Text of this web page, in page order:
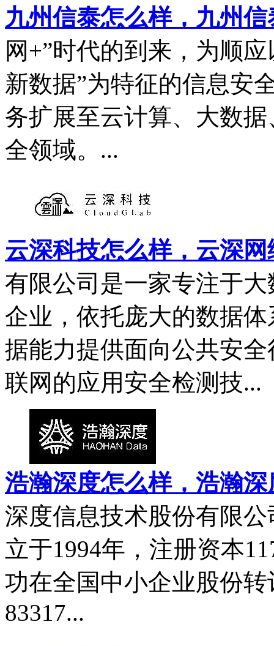
九州信泰怎么样，九州
网+”时代的到来，为顺
新数据”为特征的信息安
务扩展至云计算、大数
全领域。...
云深科技怎么样，云深
有限公司是一家专注于
企业，依托庞大的数据
据能力提供面向公共安
联网的应用安全检测技...
浩瀚深度怎么样，浩瀚
深度信息技术股份有限
立于1994年，注册资本
功在全国中小企业股份
83317...